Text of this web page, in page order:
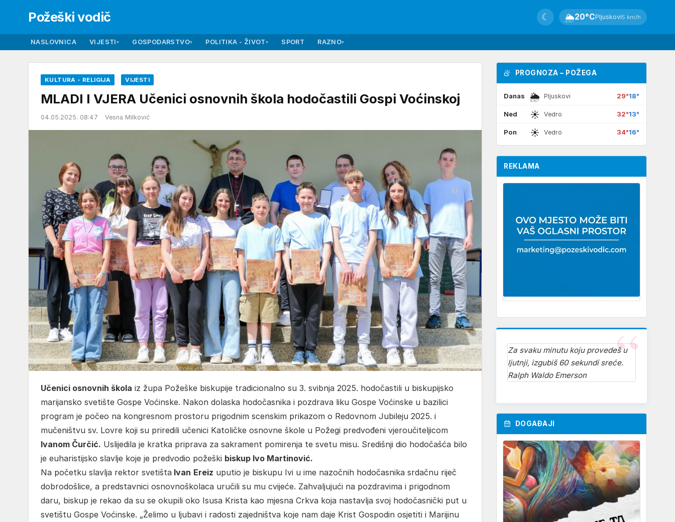
Požeški vodič 🌦20°CPljuskovi5 km/h
☾
NASLOVNICA VIJESTI▾ GOSPODARSTVO▾ POLITIKA - ŽIVOT▾ SPORT RAZNO▾
KULTURA - RELIGIJA VIJESTI
MLADI I VJERA Učenici osnovnih škola hodočastili Gospi Voćinskoj
04.05.2025. 08:47 Vesna Milković
Učenici osnovnih škola iz župa Požeške biskupije tradicionalno su 3. svibnja 2025. hodočastili u biskupijsko
marijansko svetište Gospe Voćinske. Nakon dolaska hodočasnika i pozdrava liku Gospe Voćinske u bazilici
program je počeo na kongresnom prostoru prigodnim scenskim prikazom o Redovnom Jubileju 2025. i
mučeništvu sv. Lovre koji su priredili učenici Katoličke osnovne škole u Požegi predvođeni vjeroučiteljicom
Ivanom Čurčić. Uslijedila je kratka priprava za sakrament pomirenja te svetu misu. Središnji dio hodočašća bilo
je euharistijsko slavlje koje je predvodio požeški biskup Ivo Martinović.
Na početku slavlja rektor svetišta Ivan Ereiz uputio je biskupu Ivi u ime nazočnih hodočasnika srdačnu riječ
dobrodošlice, a predstavnici osnovnoškolaca uručili su mu cvijeće. Zahvaljujući na pozdravima i prigodnom
daru, biskup je rekao da su se okupili oko Isusa Krista kao mjesna Crkva koja nastavlja svoj hodočasnički put u
svetištu Gospe Voćinske. „Želimo u ljubavi i radosti zajedništva koje nam daje Krist Gospodin osjetiti i Marijinu
PROGNOZA – POŽEGA
Danas 🌦 Pljuskovi 29°18°
Ned ☀ Vedro 32°13°
Pon ☀ Vedro 34°16°
REKLAMA
Za svaku minutu koju provedeš u
ljutnji, izgubiš 60 sekundi sreće.
Ralph Waldo Emerson
DOGAĐAJI